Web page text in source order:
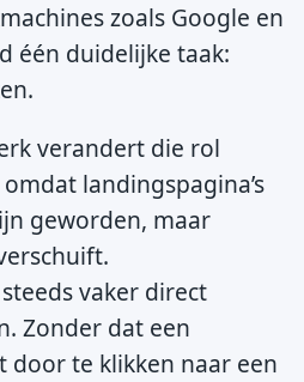
zoals Google en
één duidelijke taak:
verandert die rol
landingspagina’s
geworden, maar
vaker direct
Zonder dat een
te klikken naar een